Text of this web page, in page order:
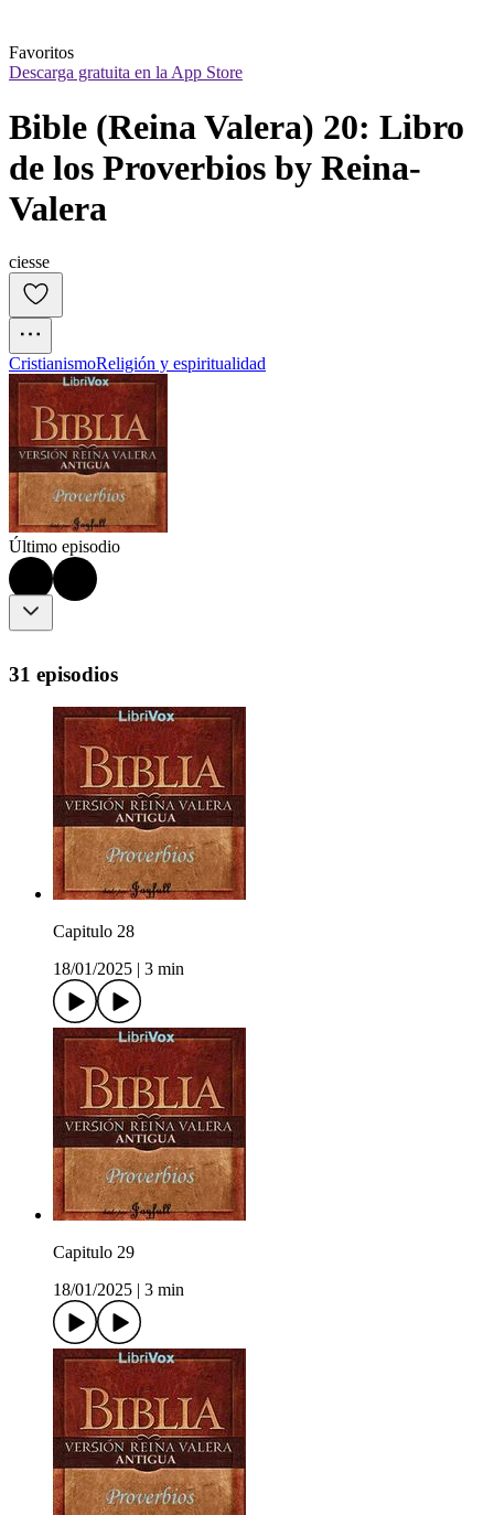
Favoritos
Descarga gratuita en la App Store
Bible (Reina Valera) 20: Libro
de los Proverbios by Reina-
Valera
ciesse
CristianismoReligión y espiritualidad
Último episodio
31 episodios
Capitulo 28
18/01/2025
3 min
Capitulo 29
18/01/2025
3 min